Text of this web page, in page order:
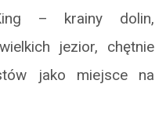
– krainy dolin,
jezior, chętnie
jako miejsce na